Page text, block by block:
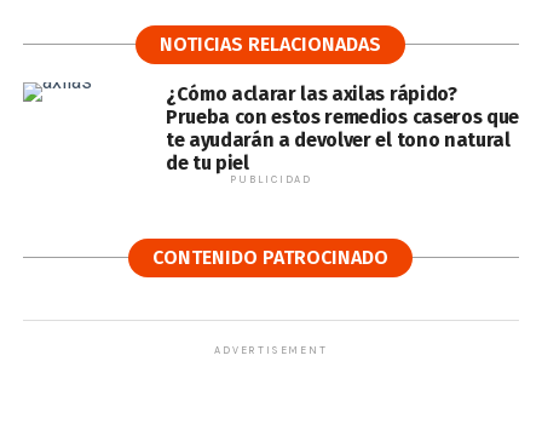
NOTICIAS RELACIONADAS
¿Cómo aclarar las axilas rápido?
Prueba con estos remedios caseros que
te ayudarán a devolver el tono natural
de tu piel
PUBLICIDAD
CONTENIDO PATROCINADO
ADVERTISEMENT